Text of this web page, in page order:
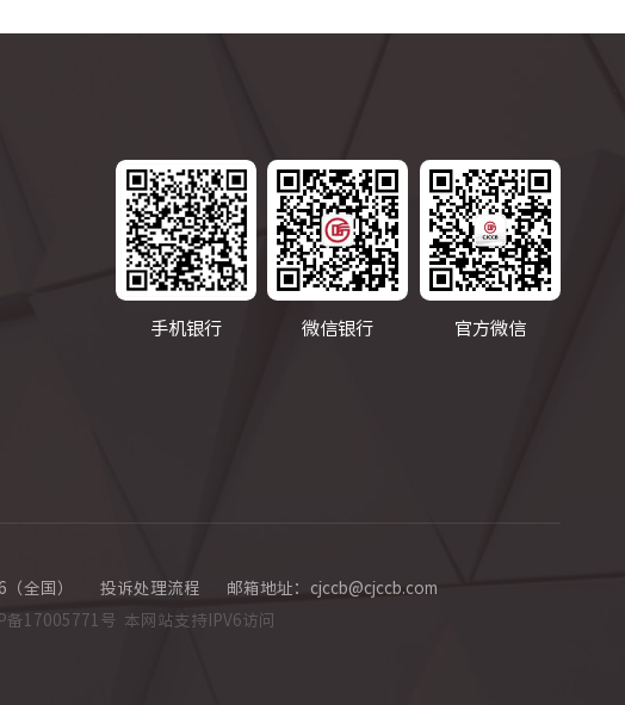
手机银行 微信银行 官方微信
全国） 投诉处理流程
邮箱地址：cjccb@cjccb.com
备17005771号 本网站支持IPV6访问